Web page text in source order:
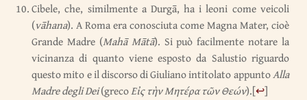
Cibele, che, similmente a Durgā, ha i leoni come veicoli
(vāhana). A Roma era conosciuta come Magna Mater, cioè
Grande Madre (Mahā Mātā). Si può facilmente notare la
vicinanza di quanto viene esposto da Salustio riguardo
questo mito e il discorso di Giuliano intitolato appuntoAlla
Madre degli Dei(grecoΕἰς τὴν Μητέρα τῶν Θεών).[↩]